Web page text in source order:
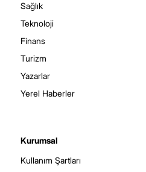
Sağlık
Teknoloji
Finans
Turizm
Yazarlar
Yerel Haberler
Kurumsal
Kullanım Şartları